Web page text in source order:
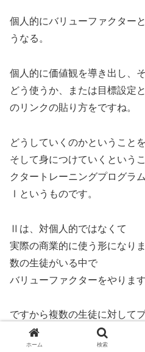
個人的にバリューファクター
うなる。
個人的に価値観を導き出し、
どう使うか、または目標設定
のリンクの貼り方をですね。
どうしていくのかということ
そして身につけていくという
クタートレーニングプログラ
Ⅰというものです。
Ⅱは、対個人的ではなくて
実際の商業的に使う形になり
数の生徒がいる中で
バリューファクターをやりま
ですから複数の生徒に対して
でその価値観を導き出すワーク
ホーム 検索